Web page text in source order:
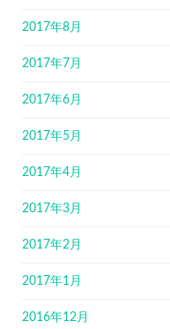
2017年8月
2017年7月
2017年6月
2017年5月
2017年4月
2017年3月
2017年2月
2017年1月
2016年12月